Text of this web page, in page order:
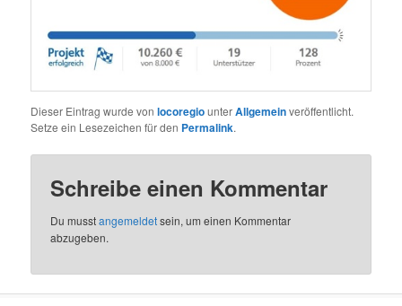
Dieser Eintrag wurde vonlocoregiounterAllgemeinveröffentlicht.
Setze ein Lesezeichen für den Permalink.
Schreibe einen Kommentar
Du musstangemeldetsein, um einen Kommentar
abzugeben.